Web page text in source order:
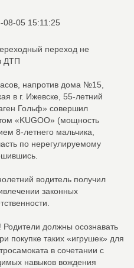
08-05 15:11:25
переход не
ДТП
напротив дома №15,
в г. Ижевске, 55-летний
Гольф» совершил
«KUGOO» (мощность
8-летнего мальчика,
по нерегулируемому
водитель получил
законных
Родители должны осознавать
покупке таких «игрушек» для
в сочетании с
навыков вождения